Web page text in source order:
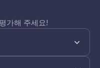
가해 주세요!